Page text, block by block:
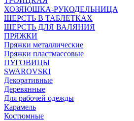
ХОЗЯЮШКА-РУКОДЕЛЬНИЦА
ШЕРСТЬ В ТАБЛЕТКАХ
ШЕРСТЬ ДЛЯ ВАЛЯНИЯ
ПРЯЖКИ
Пряжки металлические
Пряжки пластмассовые
ПУГОВИЦЫ
SWAROVSKI
Декоративные
Деревянные
Для рабочей одежды
Карамель
Костюмные